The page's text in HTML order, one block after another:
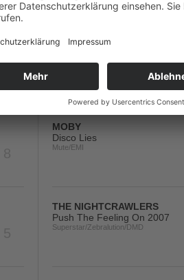
DAVID GUETTA
MOBY
Disco Lies
Mute/EMI
THE NIGHTCRAWLERS
Push The Feeling On 2007
Superstar/Zebralution/DMD